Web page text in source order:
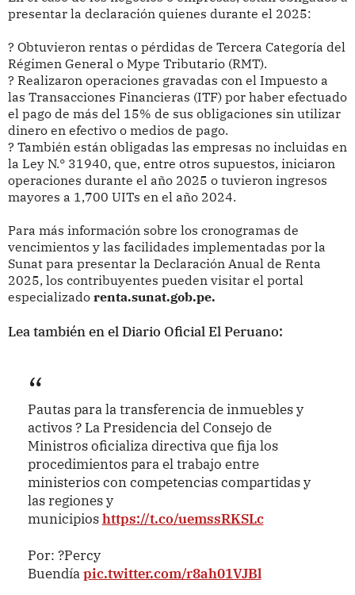
presentar la declaración quienes durante el 2025:
? Obtuvieron rentas o pérdidas de Tercera Categoría del
Régimen General o Mype Tributario (RMT).
? Realizaron operaciones gravadas con el Impuesto a
las Transacciones Financieras (ITF) por haber efectuado
el pago de más del 15% de sus obligaciones sin utilizar
dinero en efectivo o medios de pago.
? También están obligadas las empresas no incluidas en
la Ley N.° 31940, que, entre otros supuestos, iniciaron
operaciones durante el año 2025 o tuvieron ingresos
mayores a 1,700 UITs en el año 2024.
Para más información sobre los cronogramas de
vencimientos y las facilidades implementadas por la
Sunat para presentar la Declaración Anual de Renta
2025, los contribuyentes pueden visitar el portal
especializado renta.sunat.gob.pe.
Lea también en el Diario Oficial El Peruano:
Pautas para la transferencia de inmuebles y
activos ? La Presidencia del Consejo de
Ministros oficializa directiva que fija los
procedimientos para el trabajo entre
ministerios con competencias compartidas y
las regiones y
municipioshttps://t.co/uemssRKSLc
Por: ?Percy
Buendíapic.twitter.com/r8ah01VJBl